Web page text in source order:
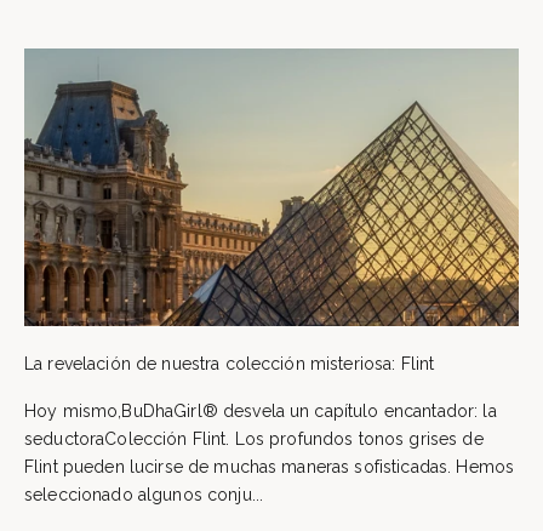
La revelación de nuestra colección misteriosa: Flint
Hoy mismo,BuDhaGirl® desvela un capítulo encantador: la
seductoraColección Flint. Los profundos tonos grises de
Flint pueden lucirse de muchas maneras sofisticadas. Hemos
seleccionado algunos conju...